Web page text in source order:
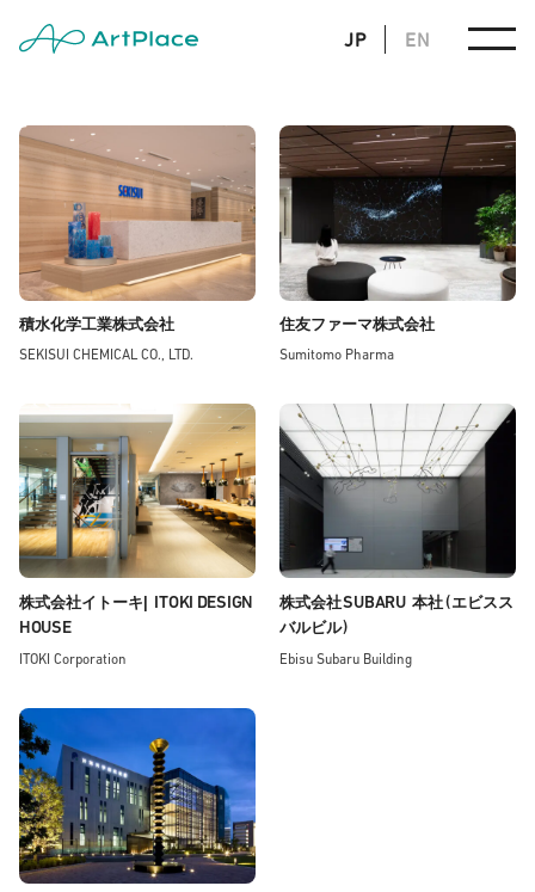
JP EN
積水化学工業株式会社
SEKISUI CHEMICAL CO., LTD.
住友ファーマ株式会社
Sumitomo Pharma
株式会社イトーキ|
ITOKI DESIGN
HOUSE
ITOKI Corporation
株式会社SUBARU 本社(エビスス
バルビル)
Ebisu Subaru Building